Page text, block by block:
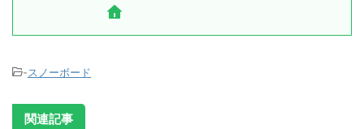
-スノーボード
関連記事